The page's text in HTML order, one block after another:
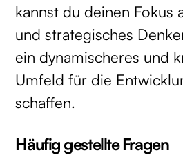
kannst du deinen Fokus
und strategisches
ein dynamischeres und
Umfeld für die
schaffen.
Häufig gestellte Fragen